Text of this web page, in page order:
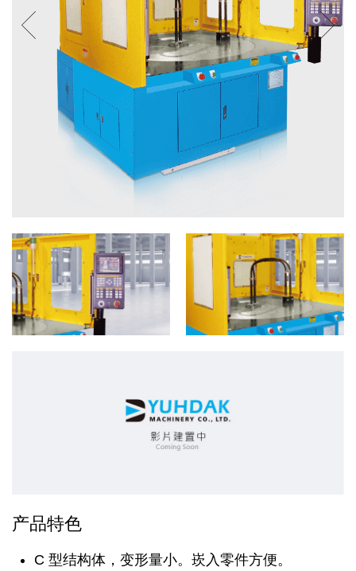
产品特色
C 型结构体，变形量小。崁入零件方便。